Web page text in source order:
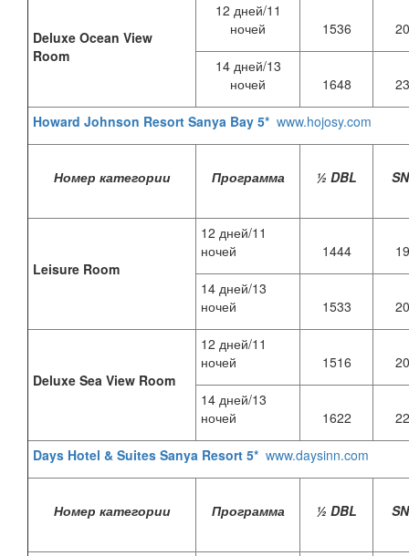
Deluxe Ocean View
Room
12 дней/11
ночей
1536
14 дней/13
ночей
1648
Howard Johnson Resort Sanya Bay 5* www.hojosy.com
Номер категории Программа ½ DBL
Leisure Room
12 дней/11
ночей
1444
14 дней/13
ночей
1533
Deluxe Sea View Room
12 дней/11
ночей
1516
14 дней/13
ночей
1622
Days Hotel & Suites Sanya Resort 5* www.daysinn.com
Номер категории Программа ½ DBL